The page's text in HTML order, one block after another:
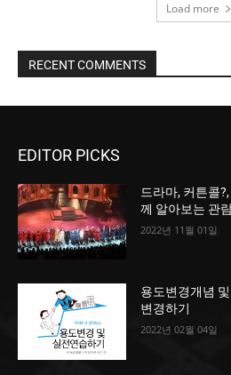
Load more
RECENT COMMENTS
EDITOR PICKS
드라마, 커튼콜
께 알아보는 관
2022년 11월 01일
용도변경개념
변경하기
2022년 02월 04일